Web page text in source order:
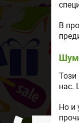
В
Шум
Този
нас.
Но и